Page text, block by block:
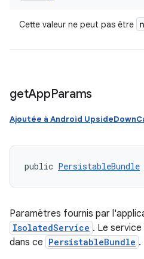
Cette valeur ne peut pas être
getAppParams
Ajoutée à Android
public PersistableBundle
Paramètres fournis par
IsolatedService . Le
dans ce PersistableBundle .